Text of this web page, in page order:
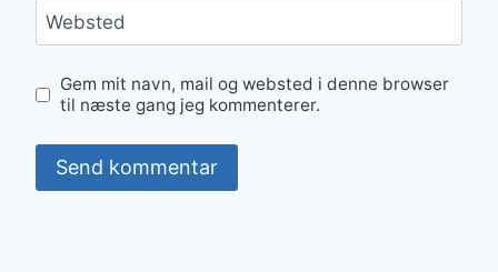
Websted
Gem mit navn, mail og websted i denne browser
til næste gang jeg kommenterer.